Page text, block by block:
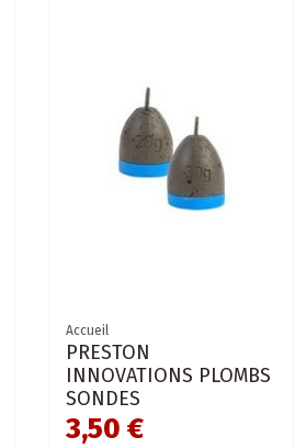
Accueil
PRESTON
INNOVATIONS PLOMBS
SONDES
3,50 €